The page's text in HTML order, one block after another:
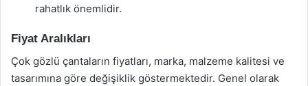
rahatlık önemlidir.
Fiyat Aralıkları
Çok gözlü çantaların fiyatları, marka, malzeme kalitesi ve
tasarımına göre değişiklik göstermektedir. Genel olarak